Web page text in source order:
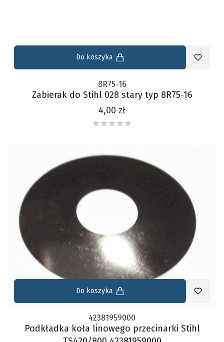
Do koszyka
8R75-16
Zabierak do Stihl 028 stary typ 8R75-16
Cena
4,00 zł
Do koszyka
42381959000
Podkładka koła linowego przecinarki Stihl